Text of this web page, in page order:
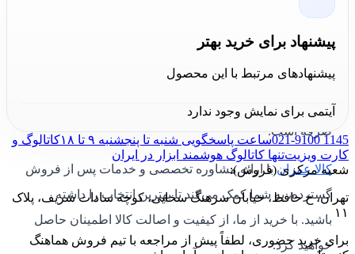
تجربه خریدی مطمئن و راحت را برای مشتریان فراهم
می‌کند.
P
با توجه به کیفیت و کارایی آن، بسیار مناسب و مقرون به
صرفه است.
کالا عمرانبا ارائه مشاوره تخصصی و خدمات پس از فروش
گسترده، به شما کمک می‌کند تا بهترین انتخاب را داشته
باشید. با خرید از ما، از کیفیت و اصالت کالا اطمینان حاصل
خواهید کرد.
پیشنهاد برای خرید بهتر
پیشنهادهای مرتبط با این محصول
آیتمی برای نمایش وجود ندارد
021-9100 1145ساعت پاسخگویی شنبه تا پنجشنبه ۹ تا ۱۸
کاتالوگ و
کارت ویزیتتنها کاتالوگ هوشمند ابزار در ایران
شعبه مرکزی (فروش):
تهران، خ حافظ، خیابان سرهنگ سخایی، کوچه سادات شریف، پلاک
۱۱
برای خرید حضوری، لطفاً پیش از مراجعه با تیم فروش هماهنگ